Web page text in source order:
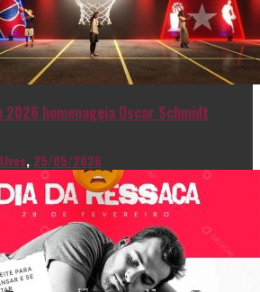
2026 homenageia Oscar Schmidt
, 25/05/2026